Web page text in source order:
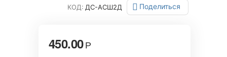
КОД: ДС-АСШ2Д Поделиться
450.00Р